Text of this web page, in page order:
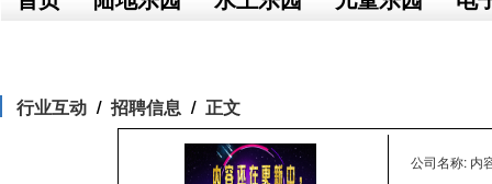
行业互动 招聘信息 正文
公司名称: 内